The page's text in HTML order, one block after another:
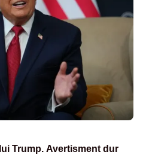
Trump. Avertisment dur